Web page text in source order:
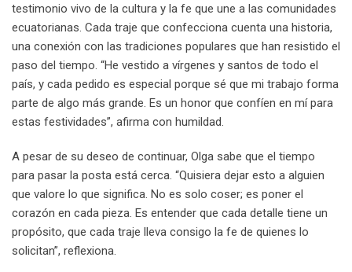
testimonio vivo de la cultura y la fe que une a las comunidades
ecuatorianas. Cada traje que confecciona cuenta una historia,
una conexión con las tradiciones populares que han resistido el
paso del tiempo. “He vestido a vírgenes y santos de todo el
país, y cada pedido es especial porque sé que mi trabajo forma
parte de algo más grande. Es un honor que confíen en mí para
estas festividades”, afirma con humildad.
A pesar de su deseo de continuar, Olga sabe que el tiempo
para pasar la posta está cerca. “Quisiera dejar esto a alguien
que valore lo que significa. No es solo coser; es poner el
corazón en cada pieza. Es entender que cada detalle tiene un
propósito, que cada traje lleva consigo la fe de quienes lo
solicitan”, reflexiona.